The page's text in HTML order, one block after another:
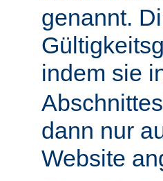
genannt.
indem sie
dann nur
Website